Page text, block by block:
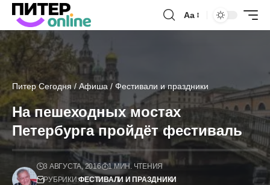
Аа
Питер Сегодня / Афиша / Фестивали и праздники
На пешеходных мостах
Петербурга пройдёт фестиваль
3 АВГУСТА, 2016
1 МИН. ЧТЕНИЯ
РУБРИКИ:ФЕСТИВАЛИ И ПРАЗДНИКИ